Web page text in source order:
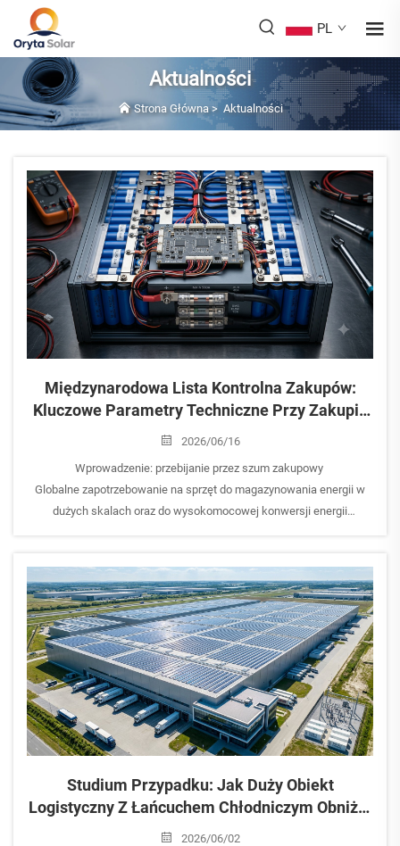
PL
Aktualności
Strona Główna> Aktualności
Międzynarodowa Lista Kontrolna Zakupów:
Kluczowe Parametry Techniczne Przy Zakupie
Akumulatorów Litowych I Falowników Na Skalę
2026/06/16
Wprowadzenie: przebijanie przez szum zakupowy
Globalne zapotrzebowanie na sprzęt do magazynowania energii w
dużych skalach oraz do wysokomocowej konwersji energii
Studium Przypadku: Jak Duży Obiekt
Logistyczny Z Łańcuchem Chłodniczym Obniżył
Koszty Energii O 45% I Zapewnił 100%
2026/06/02